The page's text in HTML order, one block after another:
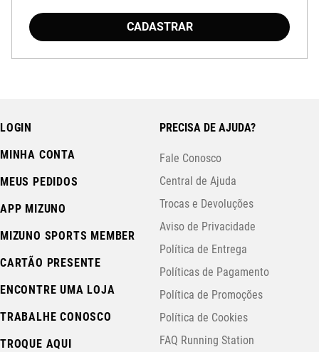
CADASTRAR
LOGIN
MINHA CONTA
MEUS PEDIDOS
APP MIZUNO
MIZUNO SPORTS MEMBER
CARTÃO PRESENTE
ENCONTRE UMA LOJA
TRABALHE CONOSCO
TROQUE AQUI
PRECISA DE AJUDA?
Fale Conosco
Central de Ajuda
Trocas e Devoluções
Aviso de Privacidade
Política de Entrega
Políticas de Pagamento
Política de Promoções
Política de Cookies
FAQ Running Station